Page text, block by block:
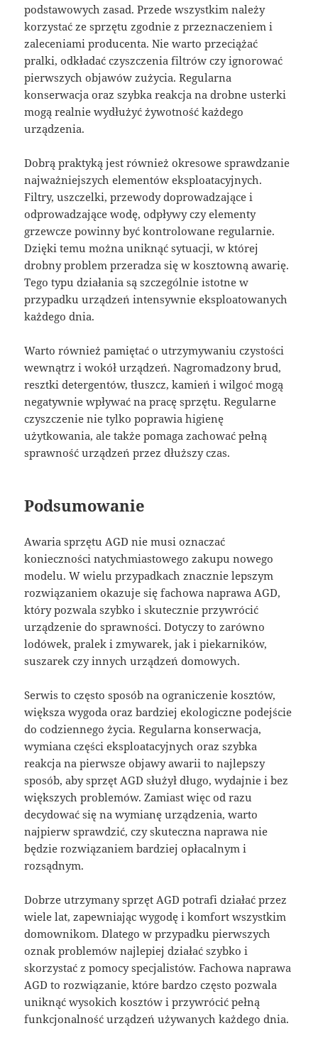
podstawowych zasad. Przede wszystkim należy
korzystać ze sprzętu zgodnie z przeznaczeniem i
zaleceniami producenta. Nie warto przeciążać
pralki, odkładać czyszczenia filtrów czy ignorować
pierwszych objawów zużycia. Regularna
konserwacja oraz szybka reakcja na drobne usterki
mogą realnie wydłużyć żywotność każdego
urządzenia.
Dobrą praktyką jest również okresowe sprawdzanie
najważniejszych elementów eksploatacyjnych.
Filtry, uszczelki, przewody doprowadzające i
odprowadzające wodę, odpływy czy elementy
grzewcze powinny być kontrolowane regularnie.
Dzięki temu można uniknąć sytuacji, w której
drobny problem przeradza się w kosztowną awarię.
Tego typu działania są szczególnie istotne w
przypadku urządzeń intensywnie eksploatowanych
każdego dnia.
Warto również pamiętać o utrzymywaniu czystości
wewnątrz i wokół urządzeń. Nagromadzony brud,
resztki detergentów, tłuszcz, kamień i wilgoć mogą
negatywnie wpływać na pracę sprzętu. Regularne
czyszczenie nie tylko poprawia higienę
użytkowania, ale także pomaga zachować pełną
sprawność urządzeń przez dłuższy czas.
Podsumowanie
Awaria sprzętu AGD nie musi oznaczać
konieczności natychmiastowego zakupu nowego
modelu. W wielu przypadkach znacznie lepszym
rozwiązaniem okazuje się fachowa naprawa AGD,
który pozwala szybko i skutecznie przywrócić
urządzenie do sprawności. Dotyczy to zarówno
lodówek, pralek i zmywarek, jak i piekarników,
suszarek czy innych urządzeń domowych.
Serwis to często sposób na ograniczenie kosztów,
większa wygoda oraz bardziej ekologiczne podejście
do codziennego życia. Regularna konserwacja,
wymiana części eksploatacyjnych oraz szybka
reakcja na pierwsze objawy awarii to najlepszy
sposób, aby sprzęt AGD służył długo, wydajnie i bez
większych problemów. Zamiast więc od razu
decydować się na wymianę urządzenia, warto
najpierw sprawdzić, czy skuteczna naprawa nie
będzie rozwiązaniem bardziej opłacalnym i
rozsądnym.
Dobrze utrzymany sprzęt AGD potrafi działać przez
wiele lat, zapewniając wygodę i komfort wszystkim
domownikom. Dlatego w przypadku pierwszych
oznak problemów najlepiej działać szybko i
skorzystać z pomocy specjalistów. Fachowa naprawa
AGD to rozwiązanie, które bardzo często pozwala
uniknąć wysokich kosztów i przywrócić pełną
funkcjonalność urządzeń używanych każdego dnia.